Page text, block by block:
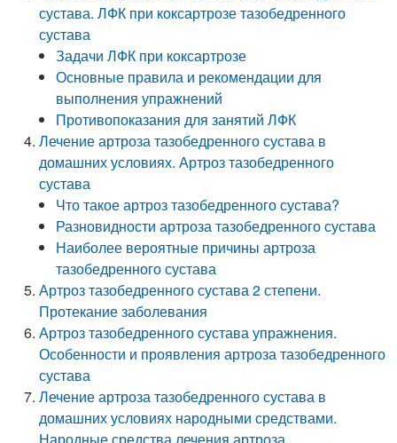
сустава. ЛФК при коксартрозе тазобедренного
сустава
Задачи ЛФК при коксартрозе
Основные правила и рекомендации для
выполнения упражнений
Противопоказания для занятий ЛФК
Лечение артроза тазобедренного сустава в
домашних условиях. Артроз тазобедренного
сустава
Что такое артроз тазобедренного сустава?
Разновидности артроза тазобедренного сустава
Наиболее вероятные причины артроза
тазобедренного сустава
Артроз тазобедренного сустава 2 степени.
Протекание заболевания
Артроз тазобедренного сустава упражнения.
Особенности и проявления артроза тазобедренного
сустава
Лечение артроза тазобедренного сустава в
домашних условиях народными средствами.